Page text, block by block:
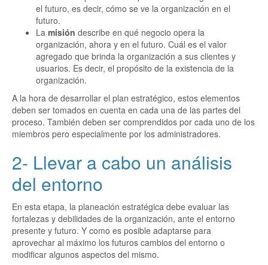
el futuro, es decir, cómo se ve la organización en el
futuro.
La misión describe en qué negocio opera la
organización, ahora y en el futuro. Cuál es el valor
agregado que brinda la organización a sus clientes y
usuarios. Es decir, el propósito de la existencia de la
organización.
A la hora de desarrollar el plan estratégico, estos elementos
deben ser tomados en cuenta en cada una de las partes del
proceso. También deben ser comprendidos por cada uno de los
miembros pero especialmente por los administradores.
2- Llevar a cabo un análisis
del entorno
En esta etapa, la planeación estratégica debe evaluar las
fortalezas y debilidades de la organización, ante el entorno
presente y futuro. Y como es posible adaptarse para
aprovechar al máximo los futuros cambios del entorno o
modificar algunos aspectos del mismo.